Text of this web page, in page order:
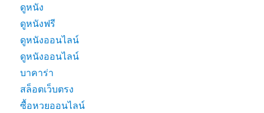
ดูหนัง
ดูหนังฟรี
ดูหนังออนไลน์
ดูหนังออนไลน์
บาคาร่า
สล็อตเว็บตรง
ซื้อหวยออนไลน์